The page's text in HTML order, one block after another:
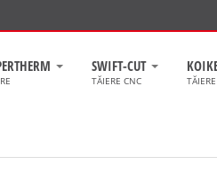
SWIFT-CUT
TĂIERE CNC TĂIERE